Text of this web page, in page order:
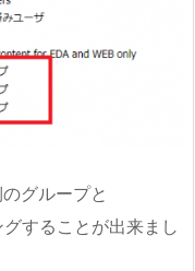
グループと
することが出来まし